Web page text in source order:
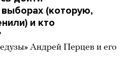
(которую,
и кто
Андрей Перцев и его